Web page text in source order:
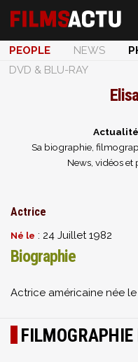
PEOPLE NEWS
DVD & BLU-RAY
Sa biographie,
News, vidéos et
Actrice
Né le : 24 Juillet 1982
Biographie
Actrice américaine née le